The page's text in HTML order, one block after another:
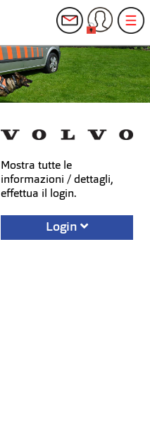
Mostra tutte le
informazioni / dettagli,
effettua il login.
Login